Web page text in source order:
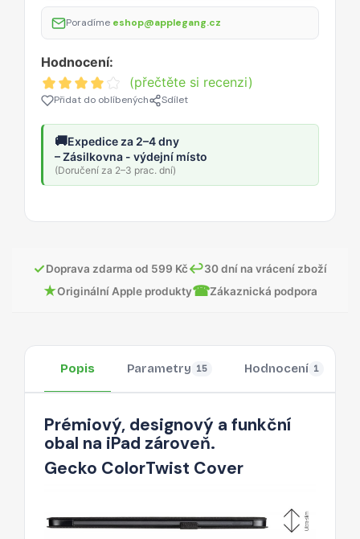
Poradíme eshop@applegang.cz
Hodnocení:
(přečtěte si recenzi)
Přidat do oblíbených Sdílet
🚚Expedice za 2–4 dny
– Zásilkovna - výdejní místo
(Doručení za 2–3 prac. dní)
✓Doprava zdarma od 599 Kč↩30 dní na vrácení zboží
★Originální Apple produkty☎Zákaznická podpora
Popis Parametry 15 Hodnocení 1
Prémiový, designový a funkční
obal na iPad zároveň.
Gecko ColorTwist Cover